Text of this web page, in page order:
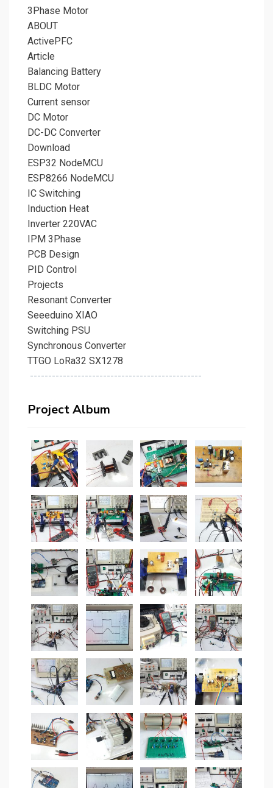
3Phase Motor
ABOUT
ActivePFC
Article
Balancing Battery
BLDC Motor
Current sensor
DC Motor
DC-DC Converter
Download
ESP32 NodeMCU
ESP8266 NodeMCU
IC Switching
Induction Heat
Inverter 220VAC
IPM 3Phase
PCB Design
PID Control
Projects
Resonant Converter
Seeeduino XIAO
Switching PSU
Synchronous Converter
TTGO LoRa32 SX1278
-----------------------------------------------
Project Album